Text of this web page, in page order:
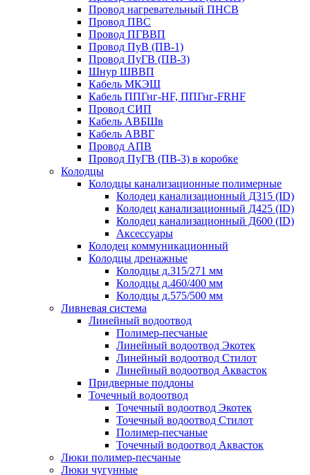
Провод нагревательный ПНСВ
Провод ПВС
Провод ПГВВП
Провод ПуВ (ПВ-1)
Провод ПуГВ (ПВ-3)
Шнур ШВВП
Кабель МКЭШ
Кабель ППГнг-HF, ППГнг-FRHF
Провод СИП
Кабель АВБШв
Кабель АВВГ
Провод АПВ
Провод ПуГВ (ПВ-3) в коробке
Колодцы
Колодцы канализационные полимерные
Колодец канализационный Д315 (ID)
Колодец канализационный Д425 (ID)
Колодец канализационный Д600 (ID)
Аксессуары
Колодец коммуникационный
Колодцы дренажные
Колодцы д.315/271 мм
Колодцы д.460/400 мм
Колодцы д.575/500 мм
Ливневая система
Линейный водоотвод
Полимер-песчаные
Линейный водоотвод Экотек
Линейный водоотвод Стилот
Линейный водоотвод Аквасток
Придверные поддоны
Точечный водоотвод
Точечный водоотвод Экотек
Точечный водоотвод Стилот
Полимер-песчаные
Точечный водоотвод Аквасток
Люки полимер-песчаные
Люки чугунные